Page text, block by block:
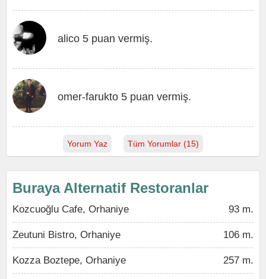
alico 5 puan vermiş.
omer-farukto 5 puan vermiş.
Yorum Yaz Tüm Yorumlar (15)
Buraya Alternatif Restoranlar
Kozcuoğlu Cafe, Orhaniye 93 m.
Zeutuni Bistro, Orhaniye 106 m.
Kozza Boztepe, Orhaniye 257 m.